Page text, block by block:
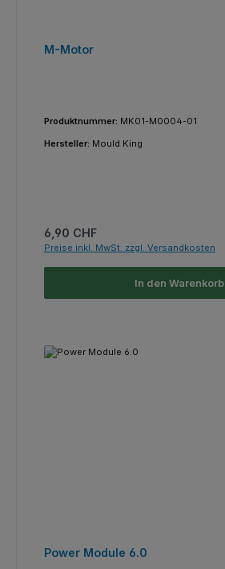
M-Motor
Produktnummer: MK01-M0004-01
Hersteller: Mould King
Regulärer Preis:
6,90 CHF
Preise inkl. MwSt. zzgl. Versandkosten
In den Warenkorb
Power Module 6.0